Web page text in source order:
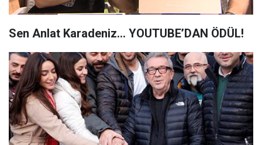
Sen Anlat Karadeniz... YOUTUBE’DAN ÖDÜL!